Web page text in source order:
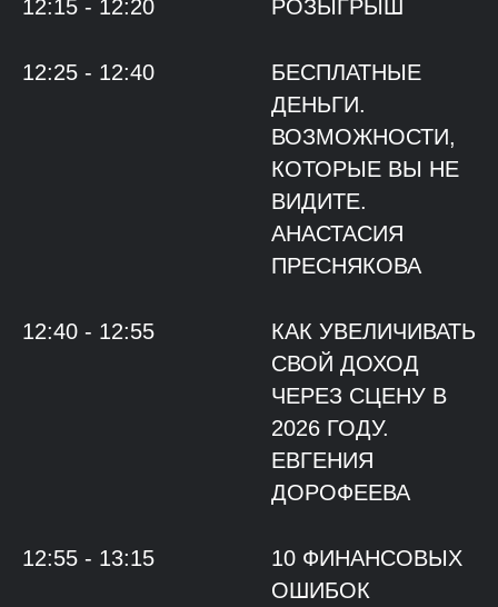
12:15 - 12:20 РОЗЫГРЫШ
12:25 - 12:40
БЕСПЛАТНЫЕ
ДЕНЬГИ.
ВОЗМОЖНОСТИ,
КОТОРЫЕ ВЫ НЕ
ВИДИТЕ.
АНАСТАСИЯ
ПРЕСНЯКОВА
12:40 - 12:55
КАК УВЕЛИЧИВАТЬ
СВОЙ ДОХОД
ЧЕРЕЗ СЦЕНУ В
2026 ГОДУ.
ЕВГЕНИЯ
ДОРОФЕЕВА
12:55 - 13:15
10 ФИНАНСОВЫХ
ОШИБОК